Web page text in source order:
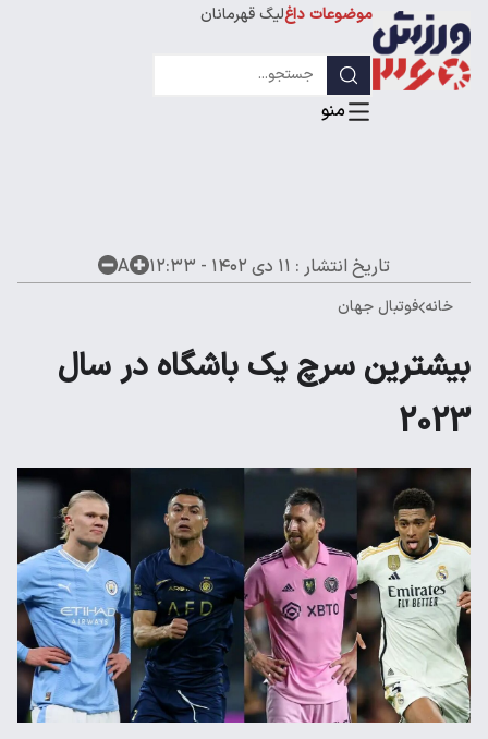
موضوعات داغلیگ قهرمانان
تاریخ انتشار : ۱۱ دی ۱۴۰۲ - ۱۲:۳۳ A
خانه فوتبال جهان
بیشترین سرچ یک باشگاه در سال
2023